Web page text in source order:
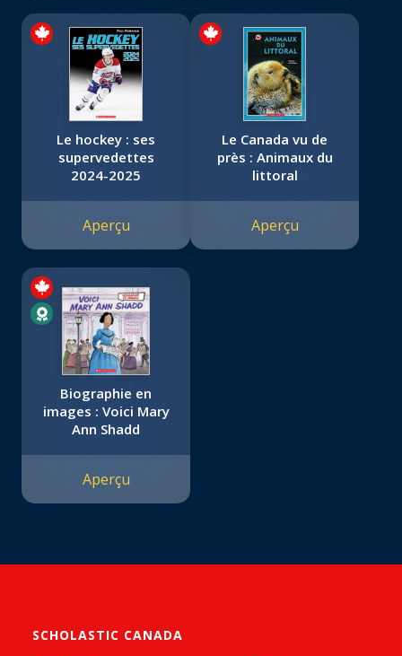
Le hockey : ses
supervedettes
2024-2025
Aperçu
Le Canada vu de
près : Animaux du
littoral
Aperçu
Biographie en
images : Voici Mary
Ann Shadd
Aperçu
SCHOLASTIC CANADA